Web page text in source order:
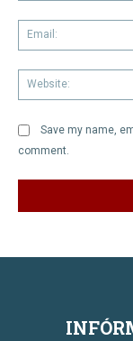
Save my name,
comment.